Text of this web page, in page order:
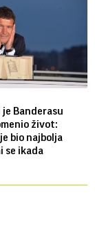
je Banderasu
život:
bio najbolja
se ikada